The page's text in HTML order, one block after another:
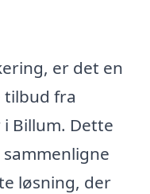
er det en
tilbud fra
Billum. Dette
løsning, der